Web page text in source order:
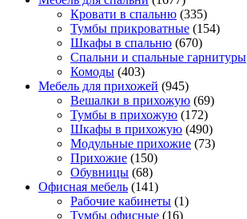
Кровати в спальню (335)
Тумбы прикроватные (154)
Шкафы в спальню (670)
Спальни и спальные гарнитуры
Комоды (403)
Мебель для прихожей (945)
Вешалки в прихожую (69)
Тумбы в прихожую (172)
Шкафы в прихожую (490)
Модульные прихожие (73)
Прихожие (150)
Обувницы (68)
Офисная мебель (141)
Рабочие кабинеты (1)
Тумбы офисные (16)